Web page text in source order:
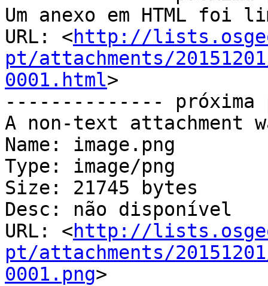
Um anexo em HTML foi
URL: <http://
pt/attachments/
0001.html>
--------------
A non-text attachment
Name: image.png
Type: image/png
Size: 21745 bytes
Desc: não disponível
URL: <http://
pt/attachments/
0001.png